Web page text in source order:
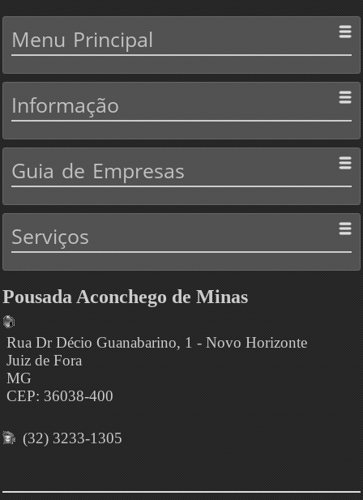
Menu Principal
Informação
Guia de Empresas
Serviços
Pousada Aconchego de Minas
Rua Dr Décio Guanabarino, 1 - Novo Horizonte
Juiz de Fora
MG
CEP: 36038-400
(32) 3233-1305